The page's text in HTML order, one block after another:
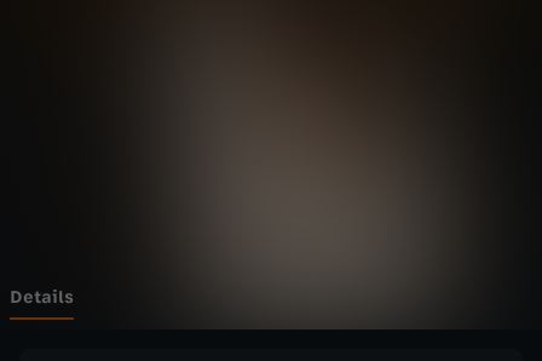
g
Details